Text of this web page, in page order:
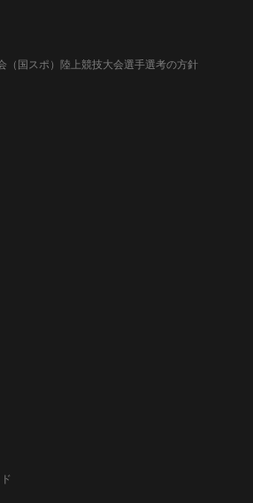
（国スポ）陸上競技大会選手選考の方針